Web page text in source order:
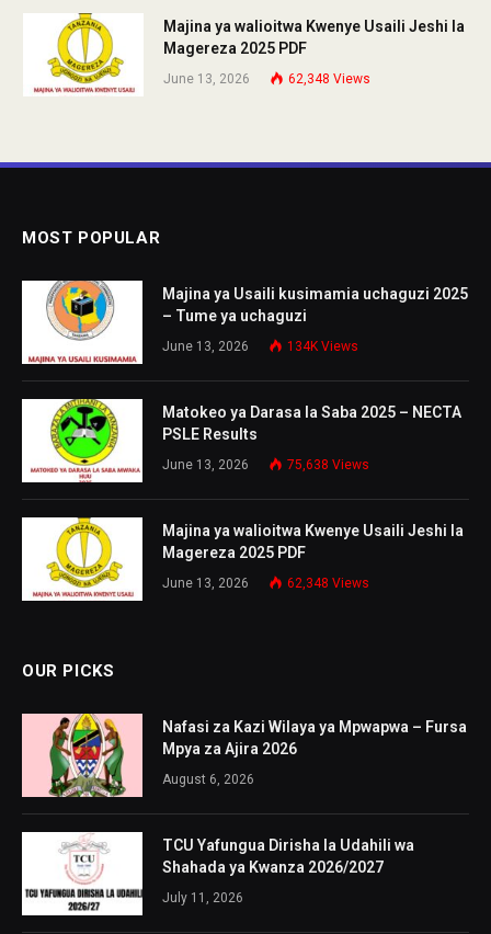
Majina ya walioitwa Kwenye Usaili Jeshi la
Magereza 2025 PDF
June 13, 2026 62,348 Views
MOST POPULAR
Majina ya Usaili kusimamia uchaguzi 2025
– Tume ya uchaguzi
June 13, 2026 134K Views
Matokeo ya Darasa la Saba 2025 – NECTA
PSLE Results
June 13, 2026 75,638 Views
Majina ya walioitwa Kwenye Usaili Jeshi la
Magereza 2025 PDF
June 13, 2026 62,348 Views
OUR PICKS
Nafasi za Kazi Wilaya ya Mpwapwa – Fursa
Mpya za Ajira 2026
August 6, 2026
TCU Yafungua Dirisha la Udahili wa
Shahada ya Kwanza 2026/2027
July 11, 2026